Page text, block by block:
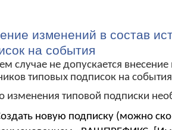
изменений в состав
на события
случае не допускается внесение
типовых подписок на
изменения типовой подписки
новую подписку (можно